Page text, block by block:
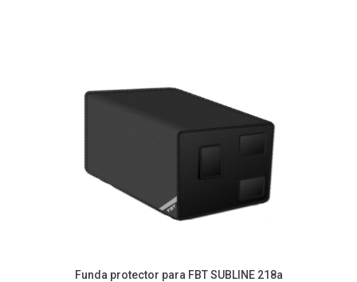
Funda protector para FBT SUBLINE 218a